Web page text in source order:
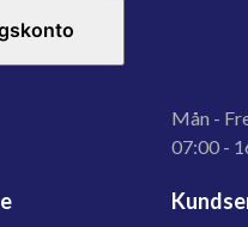
Mån -
07:00 -